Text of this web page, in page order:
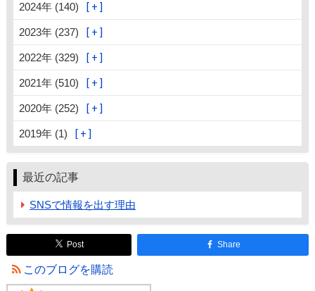
2024年 (140)
2023年 (237)
2022年 (329)
2021年 (510)
2020年 (252)
2019年 (1)
最近の記事
SNSで情報を出す理由
Post Share
このブログを購読